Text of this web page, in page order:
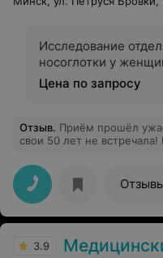
Исследование
носоглотки у
Цена по запросу
Отзыв. Приём прошёл
свои 50 лет не
Категорически! Не приятный
пролечилась в платной
3.9